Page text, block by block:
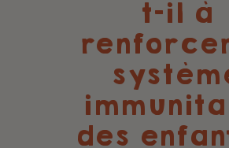
t-il à
des